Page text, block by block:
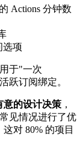
Actions 分钟数
选项
于"一次
跃订阅绑定。
意的设计决策 ，
见情况进行了优
对 80% 的项目